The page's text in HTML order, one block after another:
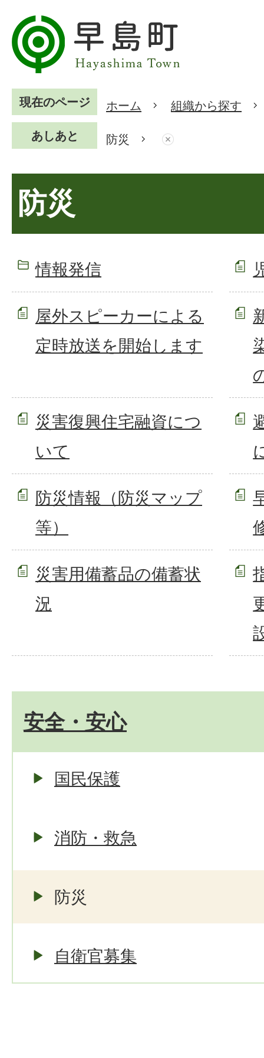
現在のページ ホーム 組織から探す
あしあと 防災
防災
情報発信
屋外スピーカーによる
定時放送を開始します
災害復興住宅融資につ
いて
防災情報（防災マップ
等）
災害用備蓄品の備蓄状
況
安全・安心
国民保護
消防・救急
防災
自衛官募集